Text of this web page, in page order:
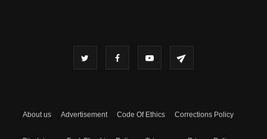
About us Advertisement Code Of Ethics Corrections Policy